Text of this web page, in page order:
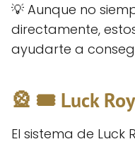
💡 Aunque no
directamente,
ayudarte a
🎡 🎟️ Luck
El sistema de Luck